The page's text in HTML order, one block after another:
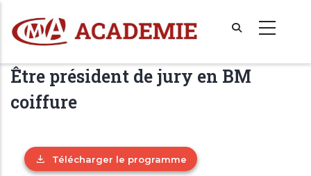
au
contenu
principal
Être président de jury en BM
coiffure
Télécharger le programme